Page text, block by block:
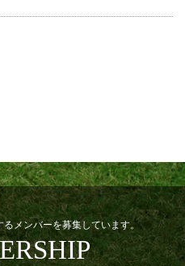
メンバーを募集しています。